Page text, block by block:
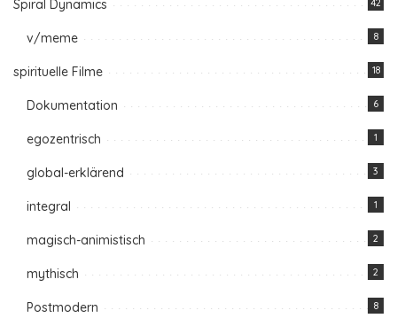
Spiral Dynamics 42
v/meme 8
spirituelle Filme 18
Dokumentation 6
egozentrisch 1
global-erklärend 3
integral 1
magisch-animistisch 2
mythisch 2
Postmodern 8